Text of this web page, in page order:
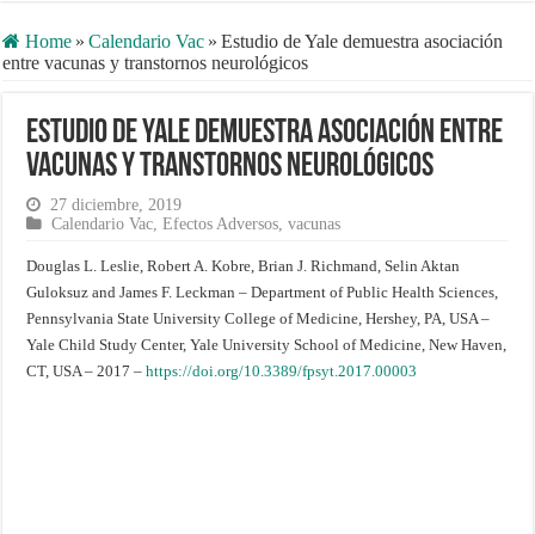
Home » Calendario Vac » Estudio de Yale demuestra asociación
entre vacunas y transtornos neurológicos
Estudio de Yale demuestra asociación entre
vacunas y transtornos neurológicos
27 diciembre, 2019
Calendario Vac ,Efectos Adversos ,vacunas
Douglas L. Leslie, Robert A. Kobre, Brian J. Richmand, Selin Aktan
Guloksuz and James F. Leckman – Department of Public Health Sciences,
Pennsylvania State University College of Medicine, Hershey, PA, USA –
Yale Child Study Center, Yale University School of Medicine, New Haven,
CT, USA – 2017 –https://doi.org/10.3389/fpsyt.2017.00003